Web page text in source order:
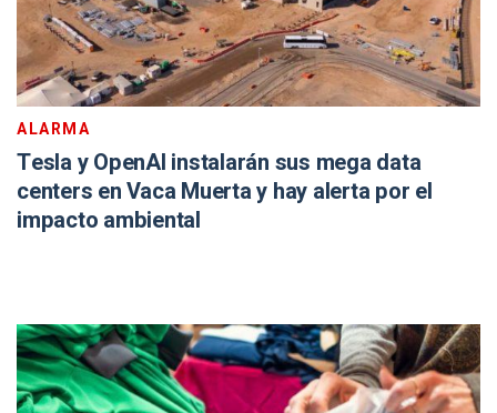
ALARMA
Tesla y OpenAI instalarán sus mega data
centers en Vaca Muerta y hay alerta por el
impacto ambiental